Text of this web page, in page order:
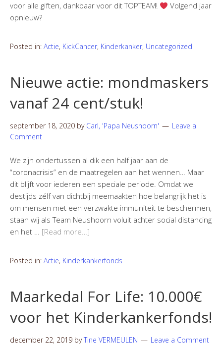
voor alle giften, dankbaar voor dit TOPTEAM!
Volgend jaar
opnieuw?
Posted in: Actie, KickCancer, Kinderkanker, Uncategorized
Nieuwe actie: mondmaskers
vanaf 24 cent/stuk!
september 18, 2020 by Carl, 'Papa Neushoorn'
Leave a
Comment
We zijn ondertussen al dik een half jaar aan de
“coronacrisis” en de maatregelen aan het wennen… Maar
dit blijft voor iederen een speciale periode. Omdat we
destijds zélf van dichtbij meemaakten hoe belangrijk het is
om mensen met een verzwakte immuniteit te beschermen,
staan wij als Team Neushoorn voluit achter social distancing
en het … [Read more…]
Posted in: Actie, Kinderkankerfonds
Maarkedal For Life: 10.000€
voor het Kinderkankerfonds!
december 22, 2019 byTine VERMEULEN Leave a Comment